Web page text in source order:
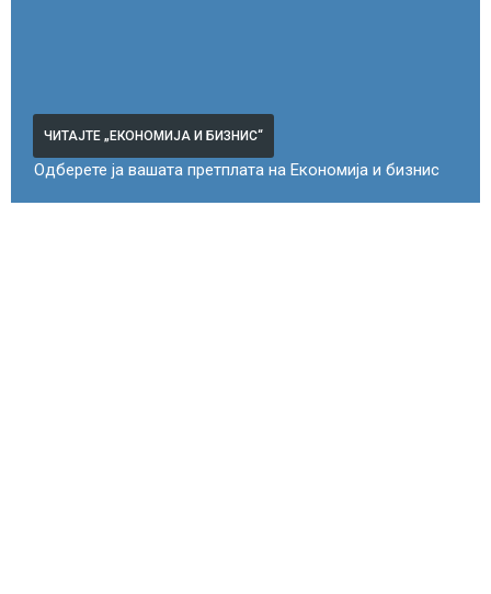
ЧИТАЈТЕ „ЕКОНОМИЈА И БИЗНИС“
Одберете ја вашата претплата на Економија и бизнис